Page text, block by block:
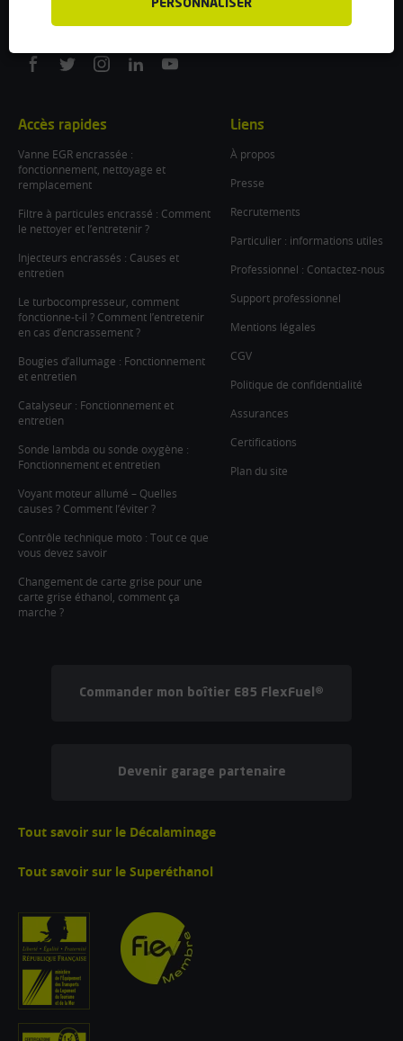
info@flexfuel-company.com
On
On
On
On
On
Accès rapides
Vanne EGR encrassée :
fonctionnement, nettoyage et
remplacement
Filtre à particules encrassé : Comment
le nettoyer et l’entretenir ?
Injecteurs encrassés : Causes et
entretien
Le turbocompresseur, comment
fonctionne-t-il ? Comment l’entretenir
en cas d’encrassement ?
Bougies d’allumage : Fonctionnement
et entretien
Catalyseur : Fonctionnement et
entretien
Sonde lambda ou sonde oxygène :
Fonctionnement et entretien
Voyant moteur allumé – Quelles
causes ? Comment l’éviter ?
Contrôle technique moto : Tout ce que
vous devez savoir
Changement de carte grise pour une
carte grise éthanol, comment ça
marche ?
Liens
À propos
Presse
Recrutements
Particulier : informations utiles
Professionnel : Contactez-nous
Support professionnel
Mentions légales
CGV
Politique de confidentialité
Assurances
Certifications
Plan du site
Commander mon boîtier E85 FlexFuel®
Devenir garage partenaire
Tout savoir sur le Décalaminage
Tout savoir sur le Superéthanol
PERSONNALISER